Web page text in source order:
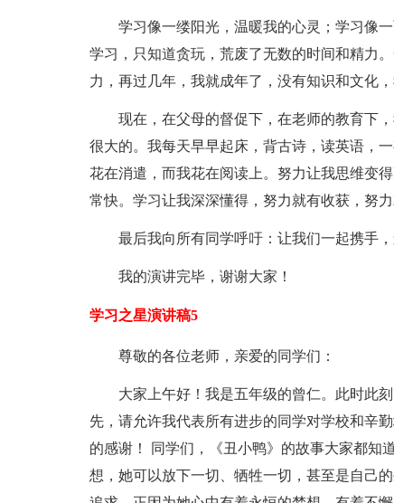
学习像一缕阳光，温暖我的心灵；学习像
学习，只知道贪玩，荒废了无数的时间和精力
力，再过几年，我就成年了，没有知识和文化
现在，在父母的督促下，在老师的教育下
很大的。我每天早早起床，背古诗，读英语，
花在消遣，而我花在阅读上。努力让我思维变
常快。学习让我深深懂得，努力就有收获，努力
最后我向所有同学呼吁：让我们一起携手
我的演讲完毕，谢谢大家！
学习之星演讲稿5
尊敬的各位老师，亲爱的同学们：
大家上午好！我是五年级的曾仁。此时此
先，请允许我代表所有进步的同学对学校和辛
的感谢！ 同学们，《丑小鸭》的故事大家都知
想，她可以放下一切、牺牲一切，甚至是自己